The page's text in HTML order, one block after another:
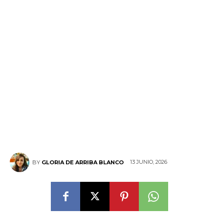
BY GLORIA DE ARRIBA BLANCO 13 JUNIO, 2026